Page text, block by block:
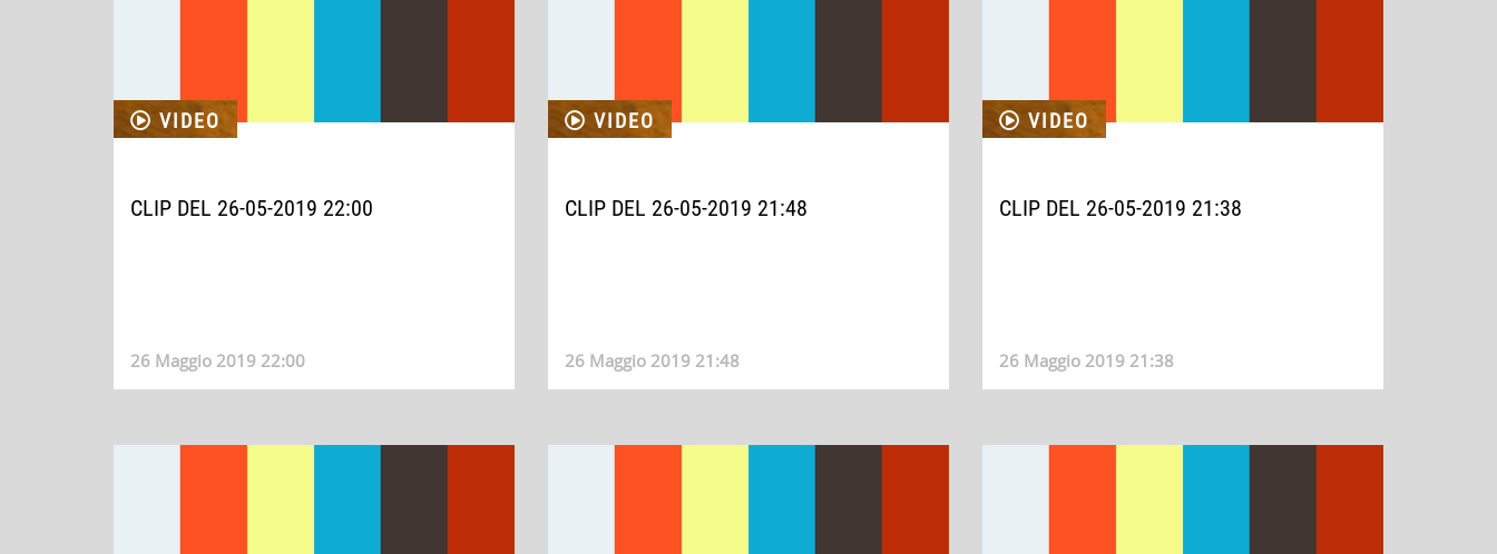
VIDEO
CLIP DEL 26-05-2019 22:00
26 Maggio 2019 22:00
VIDEO
CLIP DEL 26-05-2019 21:48
26 Maggio 2019 21:48
VIDEO
CLIP DEL 26-05-2019 21:38
26 Maggio 2019 21:38